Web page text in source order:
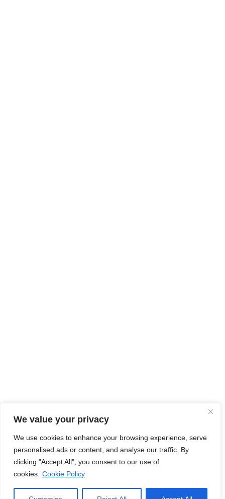
We value your privacy
We use cookies to enhance your browsing experience, serve
personalised ads or content, and analyse our traffic. By
clicking "Accept All", you consent to our use of
cookies. Cookie Policy